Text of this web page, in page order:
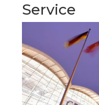
Service